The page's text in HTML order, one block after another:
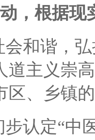
，根据
和谐，
道主义崇
区、乡镇
认定“中